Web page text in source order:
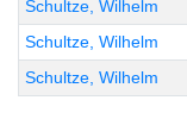
Schultze, Wilhelm
Schultze, Wilhelm
Schultze, Wilhelm